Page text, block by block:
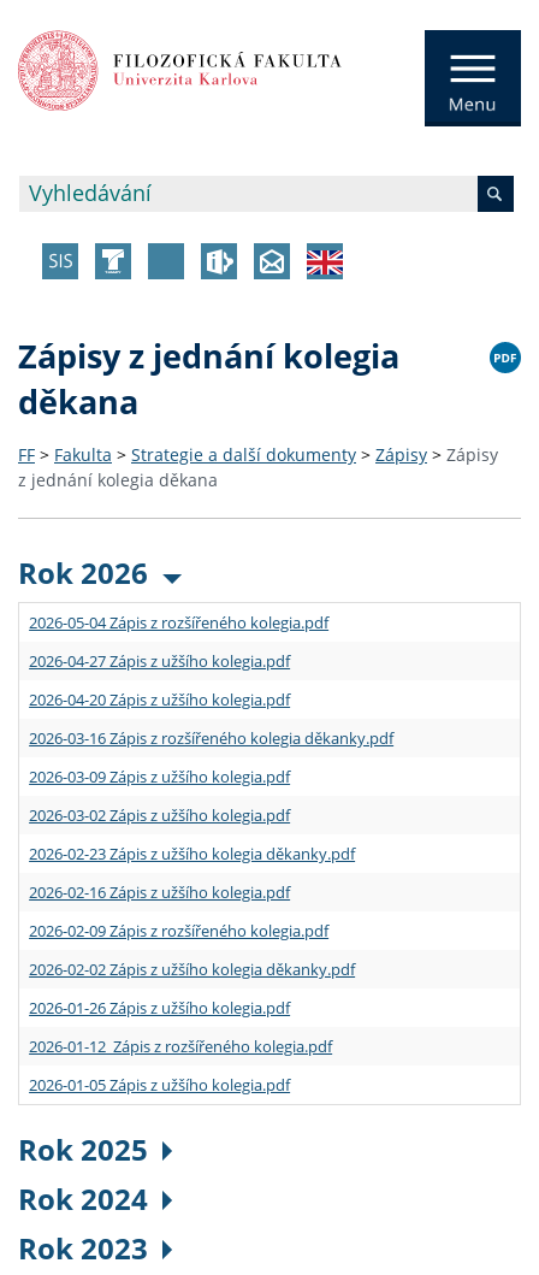
Zápisy z jednání kolegia
děkana
FF > Fakulta > Strategie a další dokumenty > Zápisy > Zápisy
z jednání kolegia děkana
Rok 2026
2026-05-04 Zápis z rozšířeného kolegia.pdf
2026-04-27 Zápis z užšího kolegia.pdf
2026-04-20 Zápis z užšího kolegia.pdf
2026-03-16 Zápis z rozšířeného kolegia děkanky.pdf
2026-03-09 Zápis z užšího kolegia.pdf
2026-03-02 Zápis z užšího kolegia.pdf
2026-02-23 Zápis z užšího kolegia děkanky.pdf
2026-02-16 Zápis z užšího kolegia.pdf
2026-02-09 Zápis z rozšířeného kolegia.pdf
2026-02-02 Zápis z užšího kolegia děkanky.pdf
2026-01-26 Zápis z užšího kolegia.pdf
2026-01-12 Zápis z rozšířeného kolegia.pdf
2026-01-05 Zápis z užšího kolegia.pdf
Rok 2025
Rok 2024
Rok 2023